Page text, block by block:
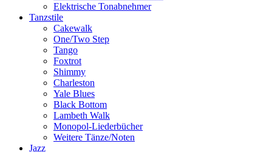
Elektrische Tonabnehmer
Tanzstile
Cakewalk
One/Two Step
Tango
Foxtrot
Shimmy
Charleston
Yale Blues
Black Bottom
Lambeth Walk
Monopol-Liederbücher
Weitere Tänze/Noten
Jazz